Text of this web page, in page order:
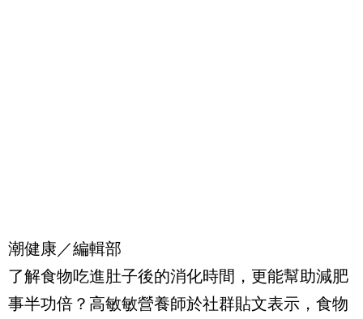
潮健康／編輯部
了解食物吃進肚子後的消化時間，更能幫助減肥
事半功倍？高敏敏營養師於社群貼文表示，食物